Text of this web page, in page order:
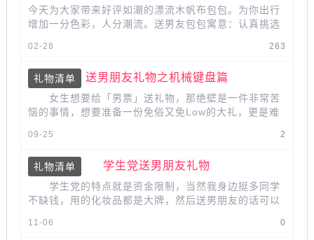
今天为大家带来好评如潮的漂流木帆布包包。为你出行
增加一分色彩，人分潮流。送男友包包寓意：认真挑选
263
02-28
礼物清单 送男朋友礼物之机械键盘篇
女生想要给「男票」送礼物，那绝壁是一件非常苦
恼的事情，想要准备一份免俗又免Low的大礼，更是难
2
09-25
礼物清单 学生党送男朋友礼物
学生党的特点就是资金限制，当然我身边挺多同学
不缺钱，用的化妆品都是大牌，然后送男朋友的话可以
0
11-06